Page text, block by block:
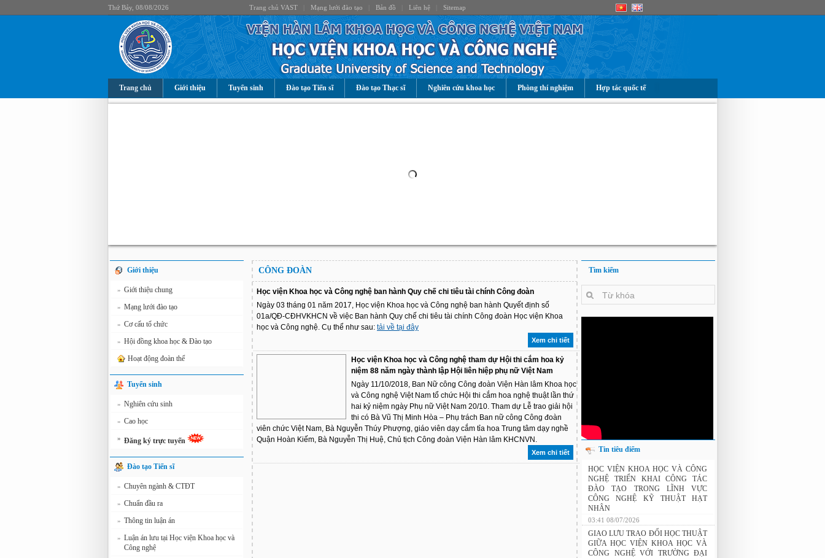
Thứ Bảy, 08/08/2026 Trang chủ VAST| Mạng lưới đào tạo Bản đồ Liên hệ| Sitemap
Trang chủ Giới thiệu Tuyển sinh Đào tạo Tiến sĩ Đào tạo Thạc sĩ Nghiên cứu khoa học Phòng thí nghiệm Hợp tác quốc tế
Giới thiệu
» Giới thiệu chung
» Mạng lưới đào tạo
» Cơ cấu tổ chức
» Hội đồng khoa học & Đào tạo
Hoạt động đoàn thể
Tuyển sinh
» Nghiên cứu sinh
» Cao học
» Đăng ký trực tuyến
Đào tạo Tiến sĩ
» Chuyên ngành & CTĐT
» Chuẩn đầu ra
» Thông tin luận án
» Luận án lưu tại Học viện Khoa học và
Công nghệ
CÔNG ĐOÀN
Học viện Khoa học và Công nghệ ban hành Quy chế chi tiêu tài chính Công đoàn
Ngày 03 tháng 01 năm 2017, Học viện Khoa học và Công nghệ ban hành Quyết định số
01a/QĐ-CĐHVKHCN về việc Ban hành Quy chế chi tiêu tài chính Công đoàn Học viện Khoa
học và Công nghệ. Cụ thể như sau: tải về tại đây
Xem chi tiết
Học viện Khoa học và Công nghệ tham dự Hội thi cắm hoa kỷ
niệm 88 năm ngày thành lập Hội liên hiệp phụ nữ Việt Nam
Ngày 11/10/2018, Ban Nữ công Công đoàn Viện Hàn lâm Khoa học
và Công nghệ Việt Nam tổ chức Hội thi cắm hoa nghệ thuật lần thứ
hai kỷ niệm ngày Phụ nữ Việt Nam 20/10. Tham dự Lễ trao giải hội
thi có Bà Vũ Thị Minh Hòa – Phụ trách Ban nữ công Công đoàn
viên chức Việt Nam, Bà Nguyễn Thúy Phượng, giáo viên dạy cắm tỉa hoa Trung tâm dạy nghề
Quận Hoàn Kiếm, Bà Nguyễn Thị Huệ, Chủ tịch Công đoàn Viện Hàn lâm KHCNVN.
Xem chi tiết
Tìm kiếm
Tin tiêu điểm
HỌC VIỆN KHOA HỌC VÀ CÔNG
NGHỆ TRIỂN KHAI CÔNG TÁC
ĐÀO TẠO TRONG LĨNH VỰC
CÔNG NGHỆ KỸ THUẬT HẠT
NHÂN
03:41 08/07/2026
GIAO LƯU TRAO ĐỔI HỌC THUẬT
GIỮA HỌC VIỆN KHOA HỌC VÀ
CÔNG NGHỆ VỚI TRƯỜNG ĐẠI